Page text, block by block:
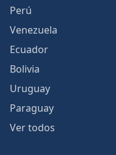
Perú
Venezuela
Ecuador
Bolivia
Uruguay
Paraguay
Ver todos